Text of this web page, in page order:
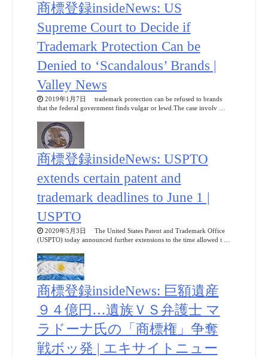
商標登録insideNews: US
Supreme Court to Decide if
Trademark Protection Can be
Denied to ‘Scandalous’ Brands |
Valley News
2019年1月7日 trademark protection can be refused to brands
that the federal government finds vulgar or lewd.The case involv …
商標登録insideNews: USPTO
extends certain patent and
trademark deadlines to June 1 |
USPTO
2020年5月3日 The United States Patent and Trademark Office
(USPTO) today announced further extensions to the time allowed t …
商標登録insideNews: 巨額遺産
９４億円…遺族ＶＳ弁護士 マ
ラドーナ氏の「商標権」争奪
戦ボッ発 | エキサイトニュー